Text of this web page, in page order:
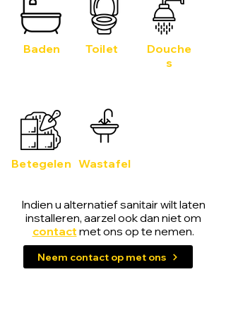
Baden Toilet
Douche
s
Betegelen Wastafel
Indien u alternatief sanitair wilt laten
installeren, aarzel ook dan niet om
contact met ons op te nemen.
Neem contact op met ons